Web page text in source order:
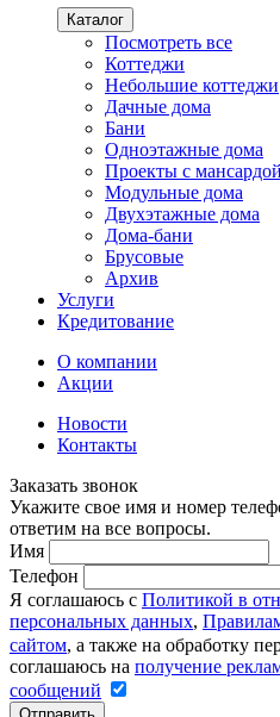
Каталог
Посмотреть все
Коттеджи
Небольшие коттеджи
Дачные дома
Бани
Одноэтажные дома
Проекты с мансардой
Модульные дома
Двухэтажные дома
Дома-бани
Брусовые
Архив
Услуги
Кредитование
О компании
Акции
Новости
Контакты
Заказать звонок
Укажите свое имя и номер
ответим на все вопросы.
Имя
Телефон
Я соглашаюсь с Политикой в
персональных данных,
сайтом, а также на обработку
соглашаюсь на получение
сообщений